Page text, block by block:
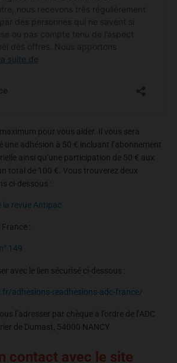
pour vous aider. Il vous sera
une adhésion à 50 € incluant l’abonnement
ainsi qu’une participation de 50 € aux
total de 100 €. Vous trouverez deux
ci-dessous :
la revue Antipac
France :
149
avec le lien sécurisé ci-dessous :
adhesions-readhesions-adc-france/
l’adresser par chèque à l’ordre de l’ADC
de Dumast, 54000 NANCY
contact avec le site